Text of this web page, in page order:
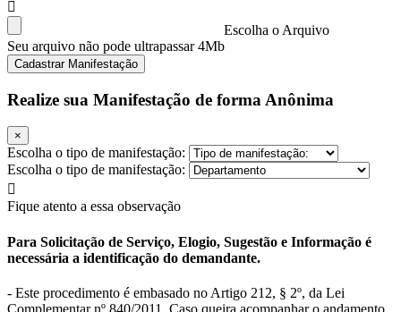
Escolha o Arquivo
Seu arquivo não pode ultrapassar 4Mb
Cadastrar Manifestação
Realize sua Manifestação de forma Anônima
×
Escolha o tipo de manifestação:
Escolha o tipo de manifestação:
Fique atento a essa observação
Para Solicitação de Serviço, Elogio, Sugestão e Informação é
necessária a identificação do demandante.
- Este procedimento é embasado no Artigo 212, § 2º, da Lei
Complementar nº 840/2011. Caso queira acompanhar o andamento,